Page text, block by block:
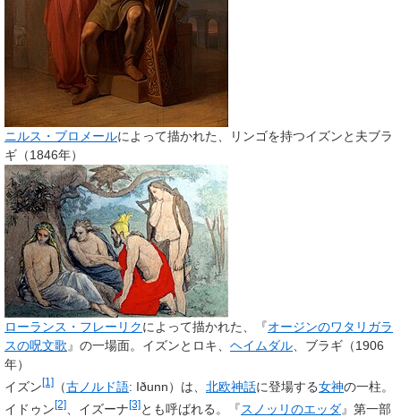
ニルス・ブロメールによって描かれた、リンゴを持つイズンと夫ブラ
ギ（1846年）
ローランス・フレーリクによって描かれた、『オージンのワタリガラ
スの呪文歌 』の一場面。イズンとロキ、 ヘイムダル 、ブラギ（1906
年）
イズン[1] （古ノルド語: Iðunn）は、 北欧神話に登場する女神の一柱。
イドゥン[2] イズーナ[3]とも呼ばれる。『スノッリのエッダ』第一部